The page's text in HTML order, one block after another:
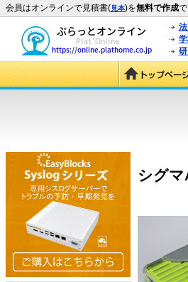
会員はオンラインで見積書(見本)を無料で作成
シグ